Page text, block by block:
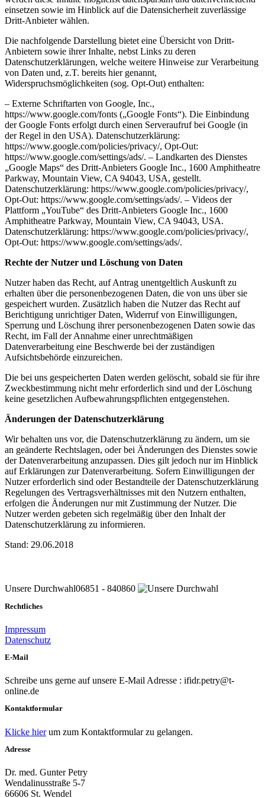
einsetzen sowie im Hinblick auf die Datensicherheit zuverlässige
Dritt-Anbieter wählen.
Die nachfolgende Darstellung bietet eine Übersicht von Dritt-
Anbietern sowie ihrer Inhalte, nebst Links zu deren
Datenschutzerklärungen, welche weitere Hinweise zur Verarbeitung
von Daten und, z.T. bereits hier genannt,
Widerspruchsmöglichkeiten (sog. Opt-Out) enthalten:
– Externe Schriftarten von Google, Inc.,
https://www.google.com/fonts („Google Fonts“). Die Einbindung
der Google Fonts erfolgt durch einen Serveraufruf bei Google (in
der Regel in den USA). Datenschutzerklärung:
https://www.google.com/policies/privacy/, Opt-Out:
https://www.google.com/settings/ads/. – Landkarten des Dienstes
„Google Maps“ des Dritt-Anbieters Google Inc., 1600 Amphitheatre
Parkway, Mountain View, CA 94043, USA, gestellt.
Datenschutzerklärung: https://www.google.com/policies/privacy/,
Opt-Out: https://www.google.com/settings/ads/. – Videos der
Plattform „YouTube“ des Dritt-Anbieters Google Inc., 1600
Amphitheatre Parkway, Mountain View, CA 94043, USA.
Datenschutzerklärung: https://www.google.com/policies/privacy/,
Opt-Out: https://www.google.com/settings/ads/.
Rechte der Nutzer und Löschung von Daten
Nutzer haben das Recht, auf Antrag unentgeltlich Auskunft zu
erhalten über die personenbezogenen Daten, die von uns über sie
gespeichert wurden. Zusätzlich haben die Nutzer das Recht auf
Berichtigung unrichtiger Daten, Widerruf von Einwilligungen,
Sperrung und Löschung ihrer personenbezogenen Daten sowie das
Recht, im Fall der Annahme einer unrechtmäßigen
Datenverarbeitung eine Beschwerde bei der zuständigen
Aufsichtsbehörde einzureichen.
Die bei uns gespeicherten Daten werden gelöscht, sobald sie für ihre
Zweckbestimmung nicht mehr erforderlich sind und der Löschung
keine gesetzlichen Aufbewahrungspflichten entgegenstehen.
Änderungen der Datenschutzerklärung
Wir behalten uns vor, die Datenschutzerklärung zu ändern, um sie
an geänderte Rechtslagen, oder bei Änderungen des Dienstes sowie
der Datenverarbeitung anzupassen. Dies gilt jedoch nur im Hinblick
auf Erklärungen zur Datenverarbeitung. Sofern Einwilligungen der
Nutzer erforderlich sind oder Bestandteile der Datenschutzerklärung
Regelungen des Vertragsverhältnisses mit den Nutzern enthalten,
erfolgen die Änderungen nur mit Zustimmung der Nutzer. Die
Nutzer werden gebeten sich regelmäßig über den Inhalt der
Datenschutzerklärung zu informieren.
Stand: 29.06.2018
Unsere Durchwahl06851 - 840860
Rechtliches
Impressum
Datenschutz
E-Mail
Schreibe uns gerne auf unsere E-Mail Adresse : ifidr.petry@t-
online.de
Kontaktformular
Klicke hierum zum Kontaktformular zu gelangen.
Adresse
Dr. med. Gunter Petry
Wendalinusstraße 5-7
66606 St. Wendel